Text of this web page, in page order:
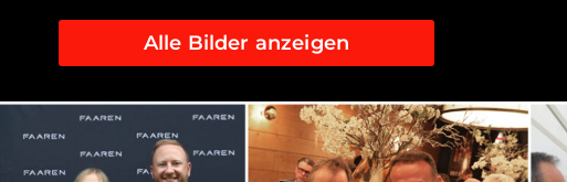
Alle Bilder anzeigen